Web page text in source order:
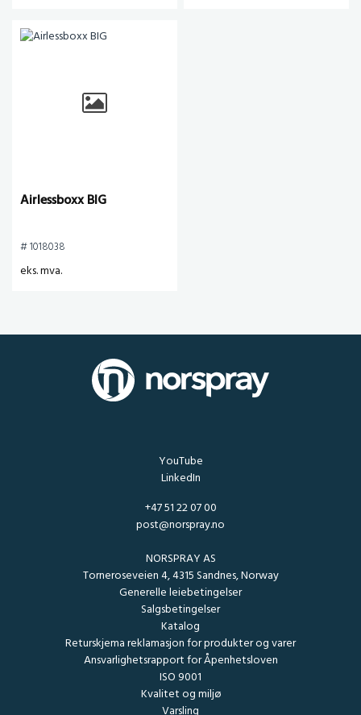
Airlessboxx BIG
# 1018038
eks. mva.
YouTube
LinkedIn
+47 51 22 07 00
post@norspray.no
NORSPRAY AS
Torneroseveien 4, 4315 Sandnes, Norway
Generelle leiebetingelser
Salgsbetingelser
Katalog
Returskjema reklamasjon for produkter og varer
Ansvarlighetsrapport for Åpenhetsloven
ISO 9001
Kvalitet og miljø
Varsling